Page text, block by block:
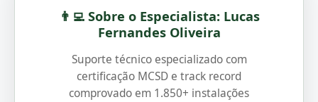
👨‍💻 Sobre o Especialista: Lucas
Fernandes Oliveira
Suporte técnico especializado com
certificação MCSD e track record
comprovado em 1.850+ instalações